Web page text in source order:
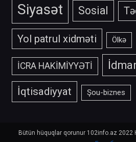
Siyasət Sosial
Yol patrul xidməti Ölkə
İCRA HAKİMİYYƏTİ
İqtisadiyyat Şou-biznes
Bütün hüquqlar qorunur 102info.az 2022